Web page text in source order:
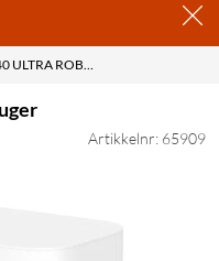
DREAME L40 ULTRA ROBOTSTØVSUGER
Artikkelnr: 65909